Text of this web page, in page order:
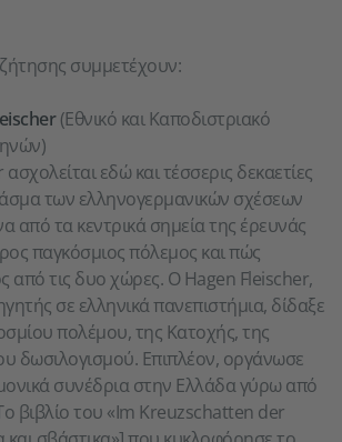
συμμετέχουν:
(Εθνικό και Καποδιστριακό
εδώ και τέσσερις δεκαετίες
των ελληνογερμανικών σχέσεων
από τα κεντρικά σημεία της έρευνάς
παγκόσμιος πόλεμος και πώς
από τις δυο χώρες. Ο Hagen Fleischer,
σε ελληνικά πανεπιστήμια, δίδαξε
πολέμου, της Κατοχής, της
δωσιλογισμού. Επιπλέον, οργάνωσε
συνέδρια στην Ελλάδα γύρω από
βιβλίο του «Im Kreuzschatten der